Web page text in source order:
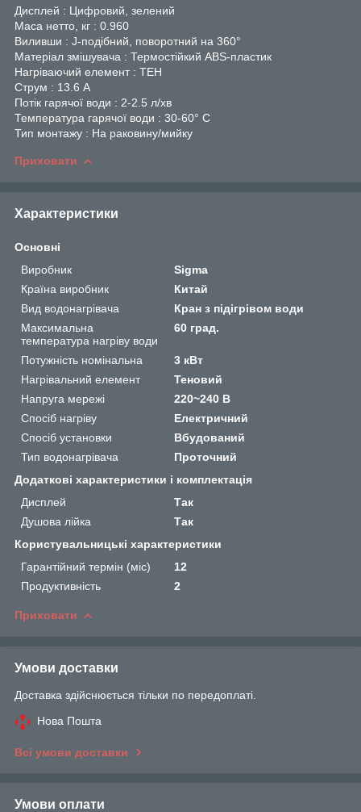
Дисплей : Цифровий, зелений
Маса нетто, кг : 0.960
Виливши : J-подібний, поворотний на 360°
Матеріал змішувача : Термостійкий ABS-пластик
Нагріваючий елемент : ТЕН
Струм : 13.6 А
Потік гарячої води : 2-2.5 л/хв
Температура гарячої води : 30-60° С
Тип монтажу : На раковину/мийку
Приховати
Характеристики
Основні
Виробник
Sigma
Країна виробник
Китай
Вид водонагрівача
Кран з підігрівом води
Максимальна
температура нагріву води
60 град.
Потужність номінальна
3 кВт
Нагрівальний елемент
Теновий
Напруга мережі
220~240 В
Спосіб нагріву
Електричний
Спосіб установки
Вбудований
Тип водонагрівача
Проточний
Додаткові характеристики і комплектація
Дисплей
Так
Душова лійка
Так
Користувальницькі характеристики
Гарантійний термін (міс)
12
Продуктивність
2
Приховати
Умови доставки
Доставка здійснюється тільки по передоплаті.
Нова Пошта
Всі умови доставки
Умови оплати